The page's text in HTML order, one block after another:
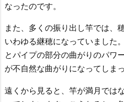
なったのです。
また、多くの振り出し竿では、
いわゆる継穂になっていました
とパイプの部分の曲がりのパワ
が不自然な曲がりになってしま
遠くから見ると、竿が満月では